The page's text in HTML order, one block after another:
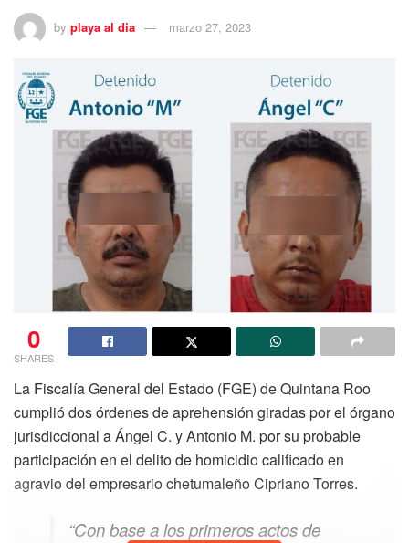
by playa al dia marzo 27, 2023
0
SHARES
La Fiscalía General del Estado (FGE) de Quintana Roo
cumplió dos órdenes de aprehensión giradas por el órgano
jurisdiccional a Ángel C. y Antonio M. por su probable
participación en el delito de homicidio calificado en
agravio del empresario chetumaleño Cipriano Torres.
“Con base a los primeros actos de